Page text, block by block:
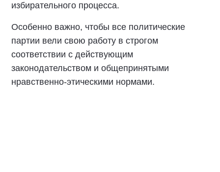
избирательного процесса.
Особенно важно, чтобы все политические
партии вели свою работу в строгом
соответствии с действующим
законодательством и общепринятыми
нравственно-этическими нормами.